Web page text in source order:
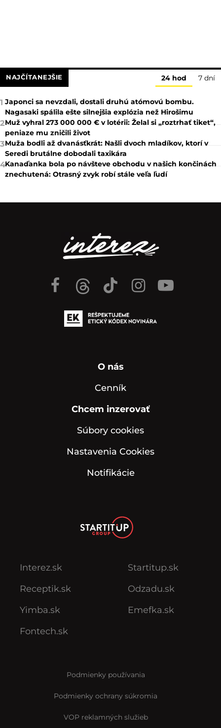
NAJČÍTANEJŠIE 24 hod 7 dní
1 Japonci sa nevzdali, dostali druhú atómovú bombu.
Nagasaki spálila ešte silnejšia explózia než Hirošimu
2Muž vyhral 273 000 000 € v lotérii: Želal si „roztrhať tiket“,
peniaze mu zničili život
3Muža bodli až dvanásťkrát: Našli dvoch mladíkov, ktorí v
Seredi brutálne dobodali taxikára
4Kanaďanka bola po návšteve obchodu v našich končinách
znechutená: Otrasný zvyk robí stále veľa ľudí
O nás
Cenník
Chcem inzerovať
Súbory cookies
Nastavenia Cookies
Notifikácie
Interez.sk
Receptik.sk
Yimba.sk
Fontech.sk
Startitup.sk
Odzadu.sk
Emefka.sk
Podmienky používania
Podmienky ochrany súkromia
VOP reklamných služieb